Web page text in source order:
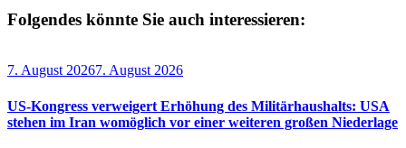
Folgendes könnte Sie auch interessieren:
7. August 20267. August 2026
US-Kongress verweigert Erhöhung des Militärhaushalts: USA
stehen im Iran womöglich vor einer weiteren großen Niederlage